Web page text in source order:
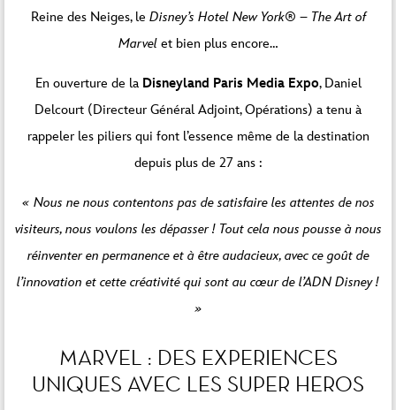
Reine des Neiges, le Disney’s Hotel New York® – The Art of
Marvelet bien plus encore…
En ouverture de la Disneyland Paris Media Expo, Daniel
Delcourt (Directeur Général Adjoint, Opérations) a tenu à
rappeler les piliers qui font l’essence même de la destination
depuis plus de 27 ans :
« Nous ne nous contentons pas de satisfaire les attentes de nos
visiteurs, nous voulons les dépasser ! Tout cela nous pousse à nous
réinventer en permanence et à être audacieux, avec ce goût de
l’innovation et cette créativité qui sont au cœur de l’ADN Disney !
»
MARVEL : DES EXPERIENCES
UNIQUES AVEC LES SUPER HEROS